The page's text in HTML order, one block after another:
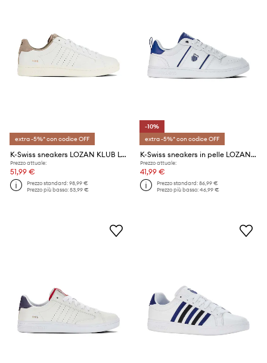
extra -5%* con codice OFF
K-Swiss sneakers LOZAN KLUB LTH
Prezzo attuale:
51,99 €
Prezzo standard:98,99 €
Prezzo più basso:53,99 €
-10%
extra -5%* con codice OFF
K-Swiss sneakers in pelle LOZAN MATCH LTH
Prezzo attuale:
41,99 €
Prezzo standard:86,99 €
Prezzo più basso:46,99 €